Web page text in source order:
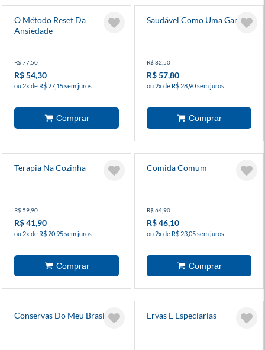
O Método Reset Da
Ansiedade
R$ 77,50
R$ 54,30
ou 2x de R$ 27,15 sem juros
Saudável Como Uma Garota
R$ 82,50
R$ 57,80
ou 2x de R$ 28,90 sem juros
Terapia Na Cozinha
R$ 59,90
R$ 41,90
ou 2x de R$ 20,95 sem juros
Comida Comum
R$ 64,90
R$ 46,10
ou 2x de R$ 23,05 sem juros
Conservas Do Meu Brasil 2 Ervas E Especiarias